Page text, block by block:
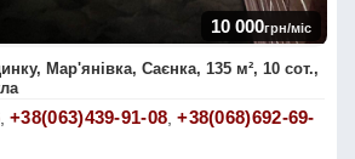
10 000грн/міс
Мар'янівка, Саєнка, 135 м², 10 сот.,
,+38(063)439-91-08 ,+38(068)692-69-